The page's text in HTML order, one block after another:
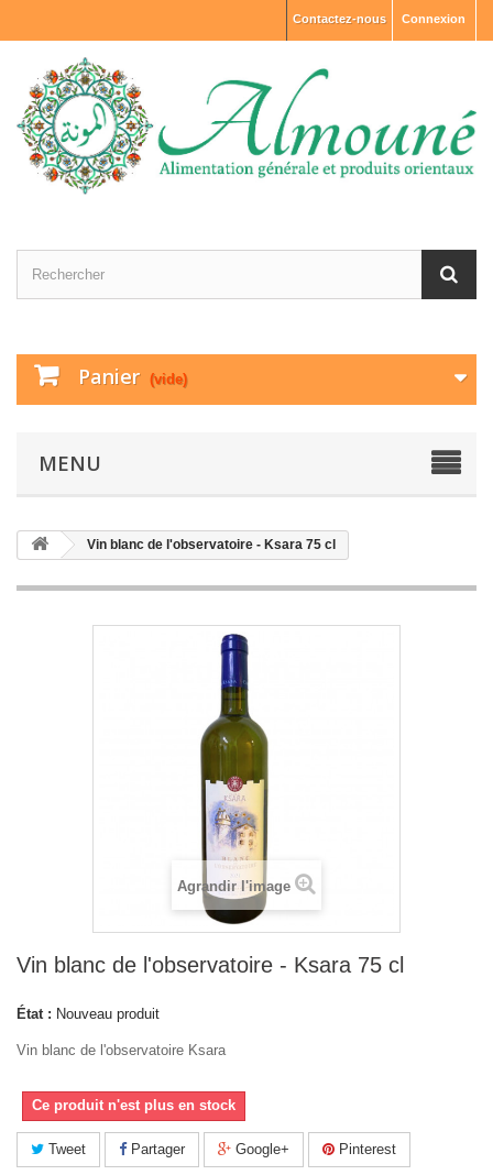
Connexion
Contactez-nous
Panier (vide)
MENU
Vin blanc de l'observatoire - Ksara 75 cl
Agrandir l'image
Vin blanc de l'observatoire - Ksara 75 cl
État : Nouveau produit
Vin blanc de l'observatoire Ksara
Ce produit n'est plus en stock
Tweet Partager Google+ Pinterest